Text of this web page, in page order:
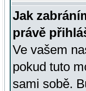
Jak
právě
Ve vašem
pokud tuto
sami sobě.